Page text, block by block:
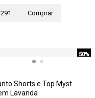
291 Comprar
50%
Shorts e Top Myst
Lavanda